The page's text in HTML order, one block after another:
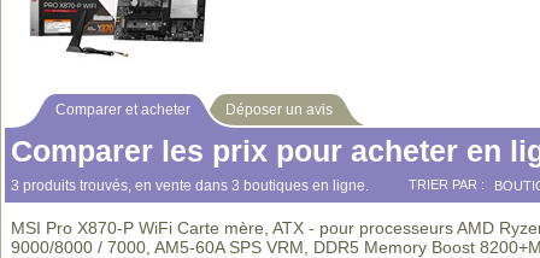
Comparer et acheter Déposer un avis
Comparer les prix pour acheter en
3 produits trouvés, en vente dans 3 boutiques en ligne. TRIER PAR :
MSI Pro X870-P WiFi Carte mère, ATX - pour processeurs AMD
9000/8000 / 7000, AM5-60A SPS VRM, DDR5 Memory Boost